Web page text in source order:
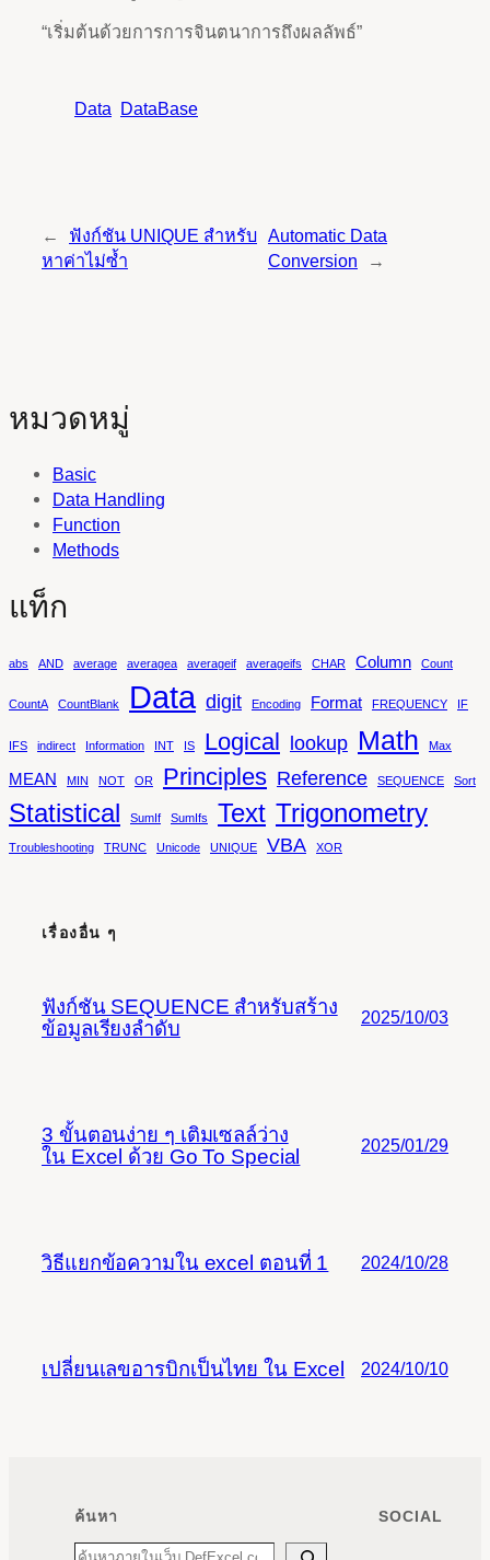
“เริ่มต้นด้วยการการจินตนาการถึงผลลัพธ์”
Data DataBase
←
ฟังก์ชัน UNIQUE สำหรับ
หาค่าไม่ซ้ำ
Automatic Data
Conversion
→
หมวดหมู่
Basic
Data Handling
Function
Methods
แท็ก
abs AND average averagea averageif averageifs CHAR Column Count
CountA CountBlank Data digit Encoding Format FREQUENCY IF
IFS indirect Information INT IS Logical lookup Math Max
MEAN MIN NOT OR Principles Reference SEQUENCE Sort
Statistical SumIf SumIfs Text Trigonometry
Troubleshooting TRUNC Unicode UNIQUE VBA XOR
เรื่องอื่น ๆ
ฟังก์ชัน SEQUENCE สำหรับสร้าง
ข้อมูลเรียงลำดับ
2025/10/03
3 ขั้นตอนง่าย ๆ เติมเซลล์ว่าง
ใน Excel ด้วย Go To Special
2025/01/29
วิธีแยกข้อความใน excel ตอนที่ 1 2024/10/28
เปลี่ยนเลขอารบิกเป็นไทย ใน Excel 2024/10/10
ค้นหา
Search
SOCIAL